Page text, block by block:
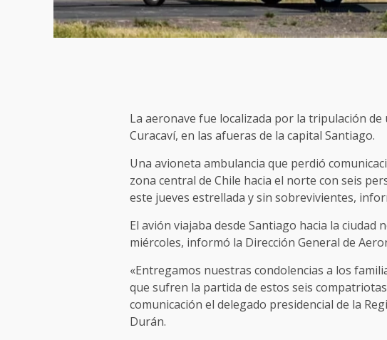
La aeronave fue localizada por la tripulación
Curacaví, en las afueras de la capital Santiago.
Una avioneta ambulancia que perdió
zona central de Chile hacia el norte con seis
este jueves estrellada y sin sobrevivientes,
El avión viajaba desde Santiago hacia la ciudad
miércoles, informó la Dirección General de
«Entregamos nuestras condolencias a los
que sufren la partida de estos seis
comunicación el delegado presidencial de la
Durán.